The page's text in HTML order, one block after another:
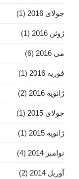
جولای 2016 (1)
ژوئن 2016 (1)
می 2016 (6)
فوریه 2016 (1)
ژانویه 2016 (2)
جولای 2015 (1)
ژانویه 2015 (1)
نوامبر 2014 (4)
آوریل 2014 (2)